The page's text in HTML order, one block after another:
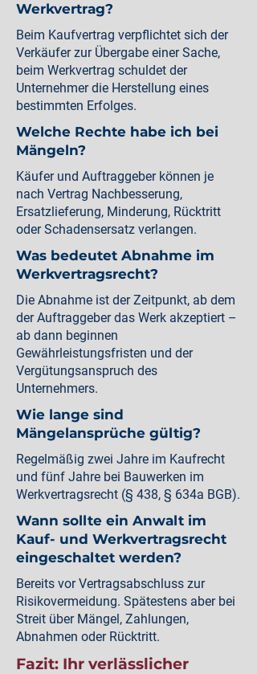
Werkvertrag?
Beim Kaufvertrag verpflichtet sich der
Verkäufer zur Übergabe einer Sache,
beim Werkvertrag schuldet der
Unternehmer die Herstellung eines
bestimmten Erfolges.
Welche Rechte habe ich bei
Mängeln?
Käufer und Auftraggeber können je
nach Vertrag Nachbesserung,
Ersatzlieferung, Minderung, Rücktritt
oder Schadensersatz verlangen.
Was bedeutet Abnahme im
Werkvertragsrecht?
Die Abnahme ist der Zeitpunkt, ab dem
der Auftraggeber das Werk akzeptiert –
ab dann beginnen
Gewährleistungsfristen und der
Vergütungsanspruch des
Unternehmers.
Wie lange sind
Mängelansprüche gültig?
Regelmäßig zwei Jahre im Kaufrecht
und fünf Jahre bei Bauwerken im
Werkvertragsrecht (§ 438, § 634a BGB).
Wann sollte ein Anwalt im
Kauf- und Werkvertragsrecht
eingeschaltet werden?
Bereits vor Vertragsabschluss zur
Risikovermeidung. Spätestens aber bei
Streit über Mängel, Zahlungen,
Abnahmen oder Rücktritt.
Fazit: Ihr verlässlicher